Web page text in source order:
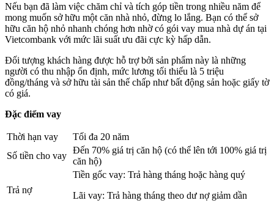
Nếu bạn đã làm việc chăm chỉ và tích góp tiền trong nhiều năm để
mong muốn sở hữu một căn nhà nhỏ, đừng lo lắng. Bạn có thể sở
hữu căn hộ nhỏ nhanh chóng hơn nhờ có gói vay mua nhà dự án tại
Vietcombank với mức lãi suất ưu đãi cực kỳ hấp dẫn.
Đối tượng khách hàng được hỗ trợ bởi sản phẩm này là những
người có thu nhập ổn định, mức lương tối thiểu là 5 triệu
đồng/tháng và sở hữu tài sản thế chấp như bất động sản hoặc giấy tờ
có giá.
Đặc điểm vay
Thời hạn vay
Tối đa 20 năm
Số tiền cho vay
Đến 70% giá trị căn hộ (có thể lên tới 100% giá trị
căn hộ)
Trả nợ
Tiền gốc vay: Trả hàng tháng hoặc hàng quý
Lãi vay: Trả hàng tháng theo dư nợ giảm dần